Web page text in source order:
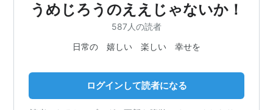
うめじろうのええじゃないか！
587人の読者
日常の 嬉しい 楽しい 幸せを
ログインして読者になる